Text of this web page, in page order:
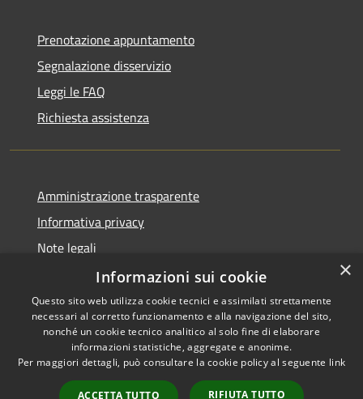
Prenotazione appuntamento
Segnalazione disservizio
Leggi le FAQ
Richiesta assistenza
Amministrazione trasparente
Informativa privacy
Note legali
Dichiarazione di accessibilità
RSS
Accessibilità
Copyright © 2026 • Comune di
Municipium• Accesso
×
Informazioni sui cookie
Questo sito web utilizza cookie tecnici e assimilati strettamente
necessari al corretto funzionamento e alla navigazione del sito,
nonché un cookie tecnico analitico al solo fine di elaborare
informazioni statistiche, aggregate e anonime.
Per maggiori dettagli, può consultare la cookie policy al seguente link
ACCETTA TUTTO RIFIUTA TUTTO